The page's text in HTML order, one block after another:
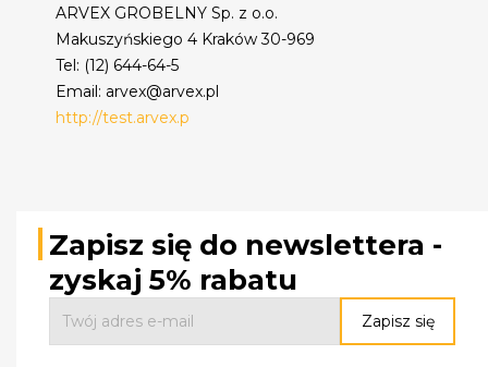
ARVEX GROBELNY Sp. z o.o.
Makuszyńskiego 4 Kraków 30-969
Tel: (12) 644-64-5
Email: arvex@arvex.pl
http://test.arvex.p
Zapisz się do newslettera -
zyskaj 5% rabatu